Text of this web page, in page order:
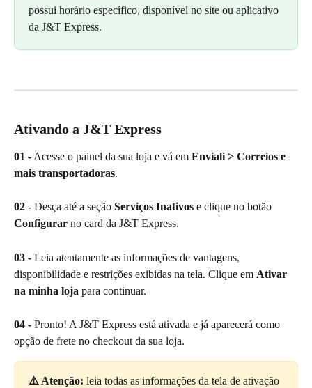
possui horário específico, disponível no site ou aplicativo
da J&T Express.
Ativando a J&T Express
01 - Acesse o painel da sua loja e vá em Enviali > Correios e
mais transportadoras.
02 - Desça até a seção Serviços Inativos e clique no botão
Configurar no card da J&T Express.
03 - Leia atentamente as informações de vantagens,
disponibilidade e restrições exibidas na tela. Clique em Ativar
na minha loja para continuar.
04 - Pronto! A J&T Express está ativada e já aparecerá como
opção de frete no checkout da sua loja.
⚠️ Atenção: leia todas as informações da tela de ativação